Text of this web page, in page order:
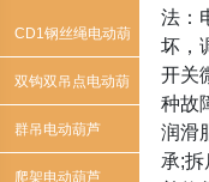
CD1钢丝绳电动葫
芦
双钩双吊点电动葫
芦
群吊电动葫芦
爬架电动葫芦
法：
坏，
开关
种故
润滑
承;